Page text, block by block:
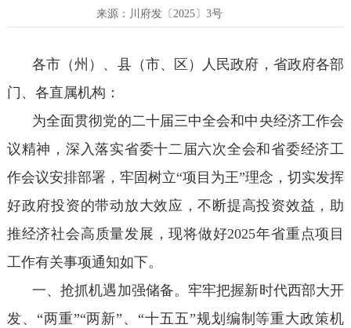
来源：川府发〔2025〕3号
各市（州）、县（市、区）人民政府，省政府各部
门、各直属机构：
为全面贯彻党的二十届三中全会和中央经济工作会
议精神，深入落实省委十二届六次全会和省委经济工
作会议安排部署，牢固树立“项目为王”理念，切实发挥
好政府投资的带动放大效应，不断提高投资效益，助
推经济社会高质量发展，现将做好2025年省重点项目
工作有关事项通知如下。
一、抢抓机遇加强储备。牢牢把握新时代西部大开
发、“两重”“两新”、“十五五”规划编制等重大政策机